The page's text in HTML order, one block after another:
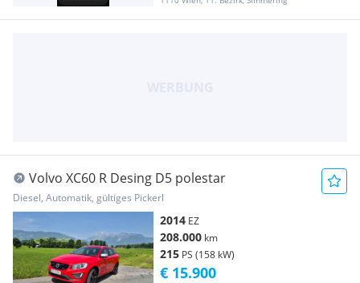
Volvo XC60 R Desing D5 polestar
Diesel, Automatik, gültiges Pickerl
2014 EZ
208.000 km
215 PS (158 kW)
€ 15.900